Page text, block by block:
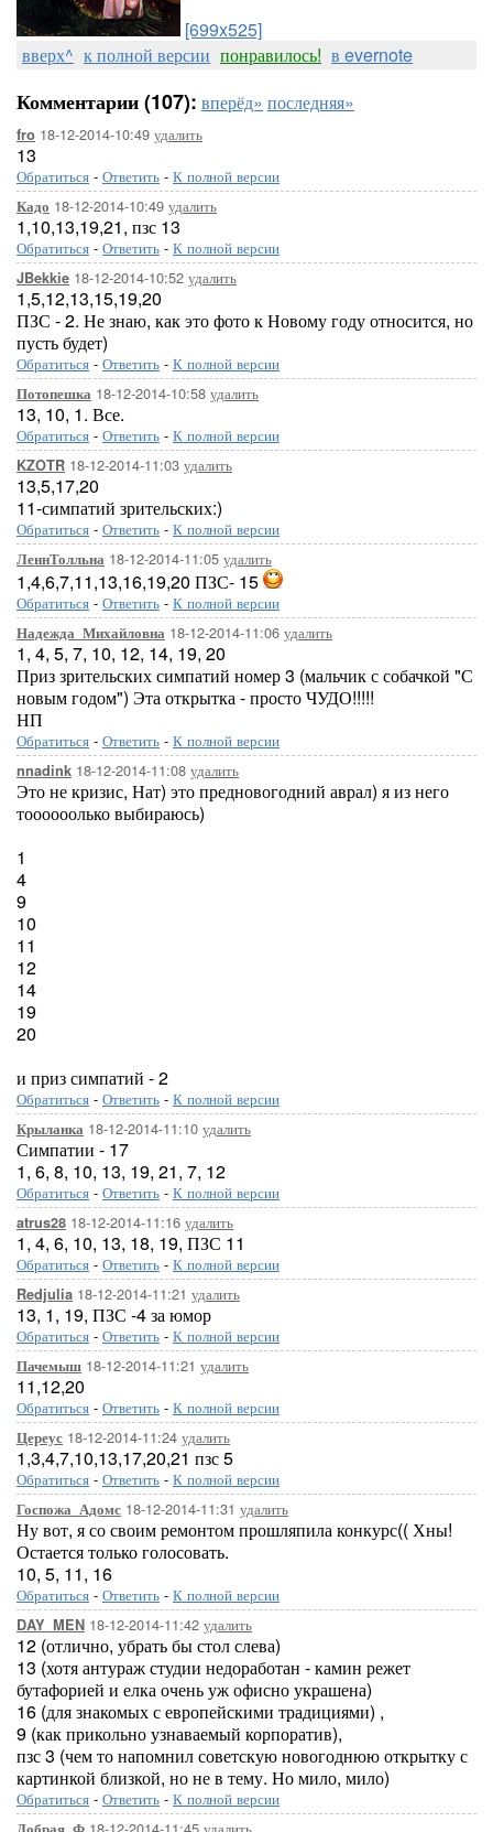
[699x525]
вверх^ к полной версии понравилось! в evernote
Комментарии (107): вперёд» последняя»
fro 18-12-2014-10:49 удалить
13
Обратиться - Ответить - К полной версии
Кадо 18-12-2014-10:49 удалить
1,10,13,19,21, пзс 13
Обратиться - Ответить - К полной версии
JBekkie 18-12-2014-10:52 удалить
1,5,12,13,15,19,20
ПЗС - 2. Не знаю, как это фото к Новому году относится, но
пусть будет)
Обратиться - Ответить - К полной версии
Потопешка 18-12-2014-10:58 удалить
13, 10, 1. Все.
Обратиться - Ответить - К полной версии
KZOTR 18-12-2014-11:03 удалить
13,5,17,20
11-симпатий зрительских:)
Обратиться - Ответить - К полной версии
ЛеннТолльна 18-12-2014-11:05 удалить
1,4,6,7,11,13,16,19,20 ПЗС- 15
Обратиться - Ответить - К полной версии
Надежда_Михайловна 18-12-2014-11:06 удалить
1, 4, 5, 7, 10, 12, 14, 19, 20
Приз зрительских симпатий номер 3 (мальчик с собачкой "С
новым годом") Эта открытка - просто ЧУДО!!!!!
НП
Обратиться - Ответить - К полной версии
nnadink 18-12-2014-11:08 удалить
Это не кризис, Нат) это предновогодний аврал) я из него
тоооооолько выбираюсь)
1
4
9
10
11
12
14
19
20
и приз симпатий - 2
Обратиться - Ответить - К полной версии
Крыланка 18-12-2014-11:10 удалить
Симпатии - 17
1, 6, 8, 10, 13, 19, 21, 7, 12
Обратиться - Ответить - К полной версии
atrus28 18-12-2014-11:16 удалить
1, 4, 6, 10, 13, 18, 19, ПЗС 11
Обратиться - Ответить - К полной версии
Redjulia 18-12-2014-11:21 удалить
13, 1, 19, ПЗС -4 за юмор
Обратиться - Ответить - К полной версии
Пачемыш 18-12-2014-11:21 удалить
11,12,20
Обратиться - Ответить - К полной версии
Цереус 18-12-2014-11:24 удалить
1,3,4,7,10,13,17,20,21 пзс 5
Обратиться - Ответить - К полной версии
Госпожа_Адомс 18-12-2014-11:31 удалить
Ну вот, я со своим ремонтом прошляпила конкурс(( Хны!
Остается только голосовать.
10, 5, 11, 16
Обратиться - Ответить - К полной версии
DAY_MEN 18-12-2014-11:42 удалить
12 (отлично, убрать бы стол слева)
13 (хотя антураж студии недоработан - камин режет
бутафорией и елка очень уж офисно украшена)
16 (для знакомых с европейскими традициями) ,
9 (как прикольно узнаваемый корпоратив),
пзс 3 (чем то напомнил советскую новогоднюю открытку с
картинкой близкой, но не в тему. Но мило, мило)
Обратиться - Ответить - К полной версии